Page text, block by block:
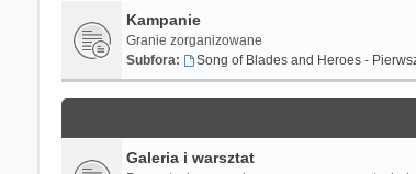
Kampanie
Granie zorganizowane
Subfora:
Song of Blades and Heroes -
Galeria i warsztat